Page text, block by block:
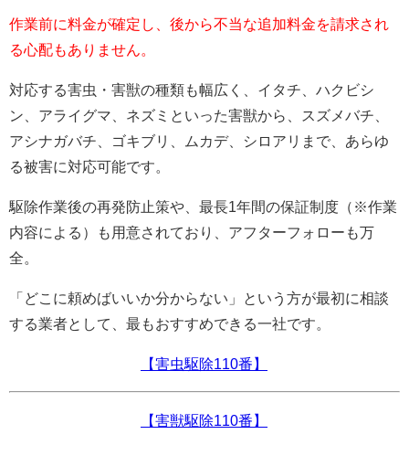
作業前に料金が確定し、後から不当な追加料金を請求され
る心配もありません。
対応する害虫・害獣の種類も幅広く、イタチ、ハクビシ
ン、アライグマ、ネズミといった害獣から、スズメバチ、
アシナガバチ、ゴキブリ、ムカデ、シロアリまで、あらゆ
る被害に対応可能です。
駆除作業後の再発防止策や、最長1年間の保証制度（※作業
内容による）も用意されており、アフターフォローも万
全。
「どこに頼めばいいか分からない」という方が最初に相談
する業者として、最もおすすめできる一社です。
【害虫駆除110番】
【害獣駆除110番】